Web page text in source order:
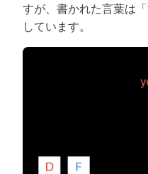
すが、書かれた言葉は
しています。